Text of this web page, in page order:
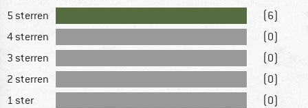
5 sterren
(6)
4 sterren
(0)
3 sterren
(0)
2 sterren
(0)
1 ster
(0)